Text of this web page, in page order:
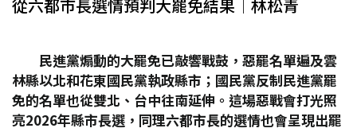
從六都市長選情預判大罷免結果│林松青
民進黨煽動的大罷免已敲響戰鼓，惡罷名單遍及雲
林縣以北和花東國民黨執政縣市；國民黨反制民進黨罷
免的名單也從雙北、台中往南延伸。這場惡戰會打光照
亮2026年縣市長選，同理六都市長的選情也會呈現出罷